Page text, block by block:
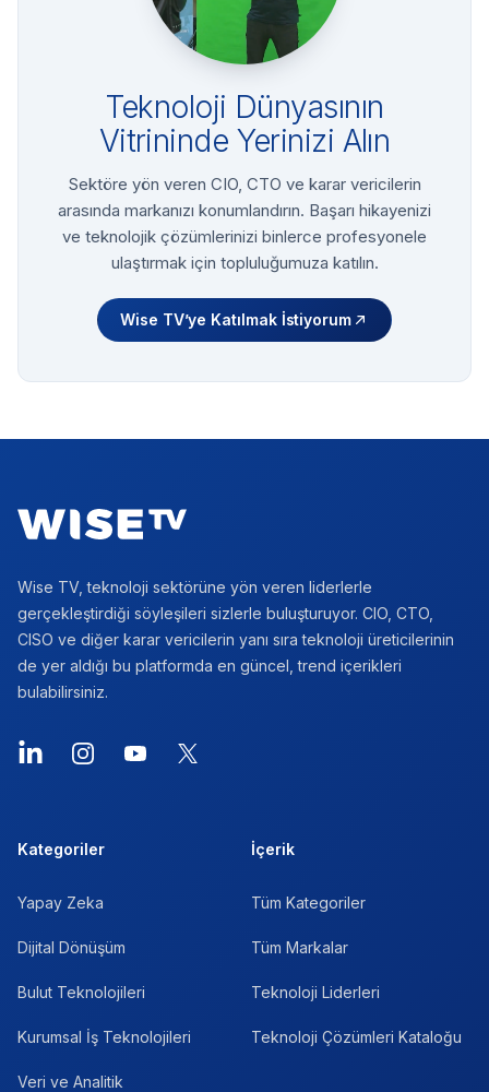
Teknoloji Dünyasının
Vitrininde Yerinizi Alın
Sektöre yön veren CIO, CTO ve karar vericilerin
arasında markanızı konumlandırın. Başarı hikayenizi
ve teknolojik çözümlerinizi binlerce profesyonele
ulaştırmak için topluluğumuza katılın.
Wise TV’ye Katılmak İstiyorum
Wise TV, teknoloji sektörüne yön veren liderlerle
gerçekleştirdiği söyleşileri sizlerle buluşturuyor. CIO, CTO,
CISO ve diğer karar vericilerin yanı sıra teknoloji üreticilerinin
de yer aldığı bu platformda en güncel, trend içerikleri
bulabilirsiniz.
LinkedInInstagramYouTube
X
Kategoriler
Yapay Zeka
Dijital Dönüşüm
Bulut Teknolojileri
Kurumsal İş Teknolojileri
Veri ve Analitik
İçerik
Tüm Kategoriler
Tüm Markalar
Teknoloji Liderleri
Teknoloji Çözümleri Kataloğu